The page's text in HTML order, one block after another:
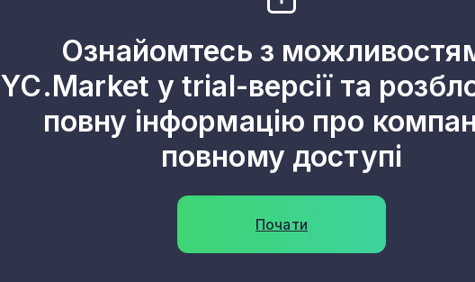
Ознайомтесь з
YC.Market у trial-версії та
повну інформацію про
повному доступі
Почати